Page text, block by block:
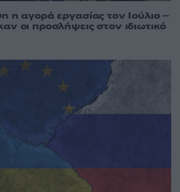
αγορά εργασίας τον Ιούλιο –
οι προσλήψεις στον ιδιωτικό